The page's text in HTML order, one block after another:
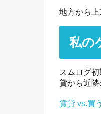
地方から上
私の
スムログ
貸から近隣
賃貸 vs.買